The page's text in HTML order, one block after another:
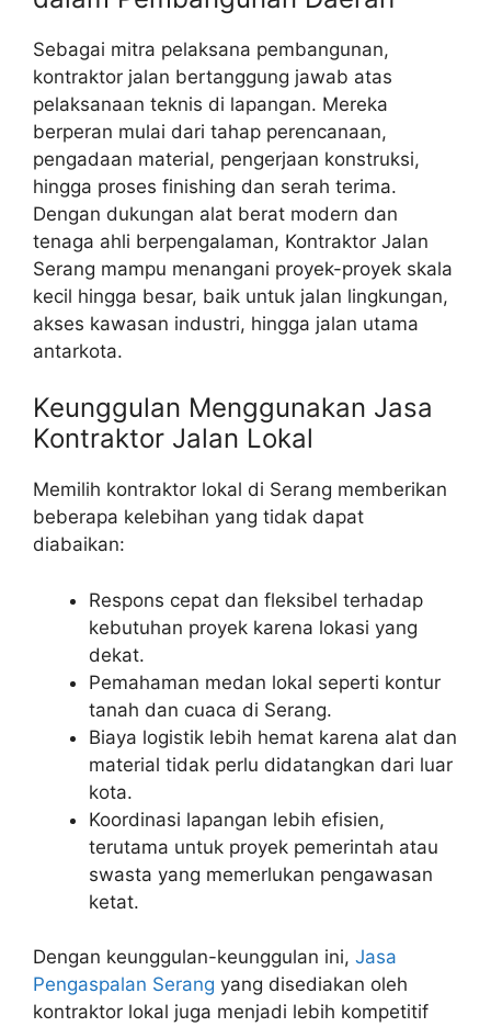
Sebagai mitra pelaksana pembangunan,
kontraktor jalan bertanggung jawab atas
pelaksanaan teknis di lapangan. Mereka
berperan mulai dari tahap perencanaan,
pengadaan material, pengerjaan konstruksi,
hingga proses finishing dan serah terima.
Dengan dukungan alat berat modern dan
tenaga ahli berpengalaman, Kontraktor Jalan
Serang mampu menangani proyek-proyek skala
kecil hingga besar, baik untuk jalan lingkungan,
akses kawasan industri, hingga jalan utama
antarkota.
Keunggulan Menggunakan Jasa
Kontraktor Jalan Lokal
Memilih kontraktor lokal di Serang memberikan
beberapa kelebihan yang tidak dapat
diabaikan:
Respons cepat dan fleksibel terhadap
kebutuhan proyek karena lokasi yang
dekat.
Pemahaman medan lokal seperti kontur
tanah dan cuaca di Serang.
Biaya logistik lebih hemat karena alat dan
material tidak perlu didatangkan dari luar
kota.
Koordinasi lapangan lebih efisien,
terutama untuk proyek pemerintah atau
swasta yang memerlukan pengawasan
ketat.
Dengan keunggulan-keunggulan ini, Jasa
Pengaspalan Serang yang disediakan oleh
kontraktor lokal juga menjadi lebih kompetitif